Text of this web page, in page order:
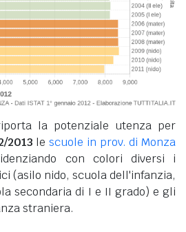
la potenziale utenza per
2013 le scuole in prov. di Monza
con colori diversi i
(asilo nido, scuola dell'infanzia,
secondaria di I e II grado) e gli
straniera.